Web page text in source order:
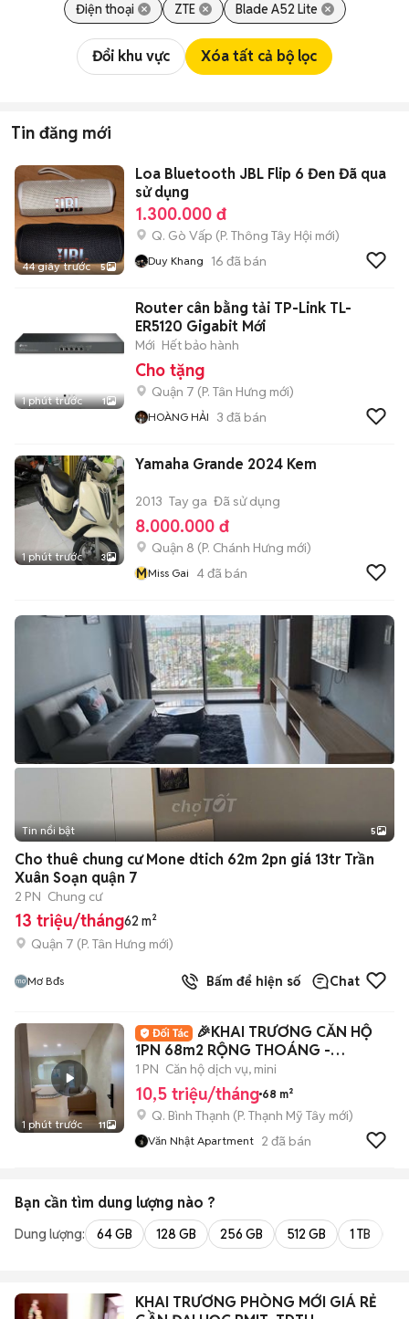
Điện thoại ZTE Blade A52 Lite
Đổi khu vực Xóa tất cả bộ lọc
Tin đăng mới
44 giây trước 5
Loa Bluetooth JBL Flip 6 Đen Đã qua
sử dụng
1.300.000 đ
Q. Gò Vấp (P. Thông Tây Hội mới)
Duy Khang 16 đã bán
1 phút trước 1
Router cân bằng tải TP-Link TL-
ER5120 Gigabit Mới
Mới Hết bảo hành
Cho tặng
Quận 7 (P. Tân Hưng mới)
HOÀNG HẢI 3 đã bán
1 phút trước 3
Yamaha Grande 2024 Kem
2013 Tay ga Đã sử dụng
8.000.000 đ
Quận 8 (P. Chánh Hưng mới)
MMiss Gai 4đã bán
Tin nổi bật 5
Cho thuê chung cư Mone dtich 62m 2pn giá 13tr Trần
Xuân Soạn quận 7
2 PN Chung cư
13 triệu/tháng62 m²
Quận 7 (P. Tân Hưng mới)
Mơ Bđs Bấm để hiện số Chat
1 phút trước 11
🎉KHAI TRƯƠNG CĂN HỘ
1PN 68m2 RỘNG THOÁNG -
BALCONY NGAY QUẬN 1🎉
1 PN Căn hộ dịch vụ, mini
10,5 triệu/tháng 68 m²
Q. Bình Thạnh (P. Thạnh Mỹ Tây mới)
Văn Nhật Apartment 2 đã bán
Bạn cần tìm dung lượng nào ?
Dung lượng: 64 GB 128 GB 256 GB 512 GB 1 TB
KHAI TRƯƠNG PHÒNG MỚI GIÁ RẺ